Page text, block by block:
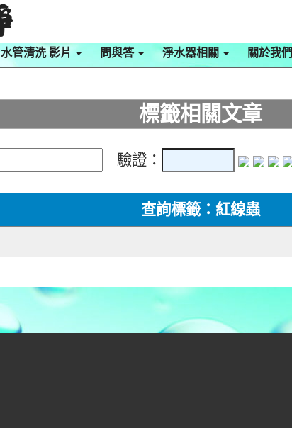
水管清洗 影片 問與答 淨水器相關 關於我們
標籤相關文章
驗證：
查詢標籤：紅線蟲